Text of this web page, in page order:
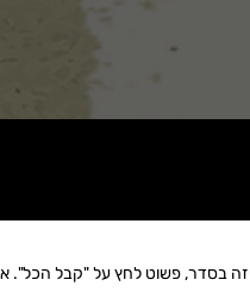
בסדר, פשוט לחץ על "קבל הכל".